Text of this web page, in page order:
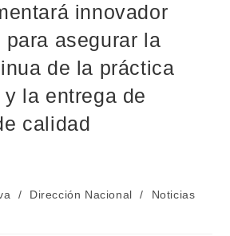
innovador
para asegurar la
de la práctica
la entrega de
calidad
/ Dirección Nacional /
Noticias